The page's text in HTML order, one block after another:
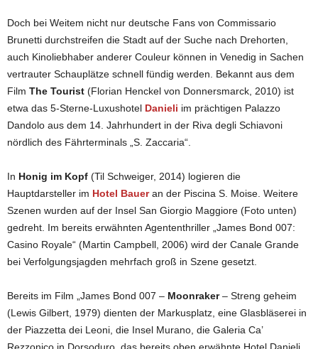
Doch bei Weitem nicht nur deutsche Fans von Commissario
Brunetti durchstreifen die Stadt auf der Suche nach Drehorten,
auch Kinoliebhaber anderer Couleur können in Venedig in Sachen
vertrauter Schauplätze schnell fündig werden. Bekannt aus dem
Film The Tourist (Florian Henckel von Donnersmarck, 2010) ist
etwa das 5-Sterne-Luxushotel Danieli im prächtigen Palazzo
Dandolo aus dem 14. Jahrhundert in der Riva degli Schiavoni
nördlich des Fährterminals „S. Zaccaria“.
In Honig im Kopf (Til Schweiger, 2014) logieren die
Hauptdarsteller im Hotel Baueran der Piscina S. Moise. Weitere
Szenen wurden auf der Insel San Giorgio Maggiore (Foto unten)
gedreht. Im bereits erwähnten Agententhriller „James Bond 007:
Casino Royale“ (Martin Campbell, 2006) wird der Canale Grande
bei Verfolgungsjagden mehrfach groß in Szene gesetzt.
Bereits im Film „James Bond 007 – Moonraker– Streng geheim
(Lewis Gilbert, 1979) dienten der Markusplatz, eine Glasbläserei in
der Piazzetta dei Leoni, die Insel Murano, die Galeria Ca’
Rezzonico in Dorsoduro, das bereits oben erwähnte Hotel Danieli